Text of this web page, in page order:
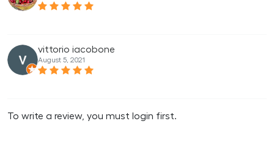
vittorio iacobone
August 5, 2021
To write a review, you must login first.